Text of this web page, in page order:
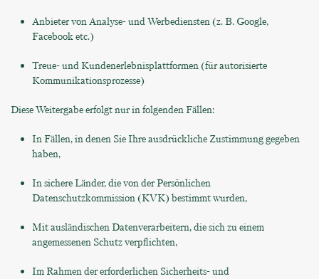
Anbieter von Analyse- und Werbediensten (z. B. Google,
Facebook etc.)
Treue- und Kundenerlebnisplattformen (für autorisierte
Kommunikationsprozesse)
Diese Weitergabe erfolgt nur in folgenden Fällen:
In Fällen, in denen Sie Ihre ausdrückliche Zustimmung gegeben
haben,
In sichere Länder, die von der Persönlichen
Datenschutzkommission (KVK) bestimmt wurden,
Mit ausländischen Datenverarbeitern, die sich zu einem
angemessenen Schutz verpflichten,
Im Rahmen der erforderlichen Sicherheits- und